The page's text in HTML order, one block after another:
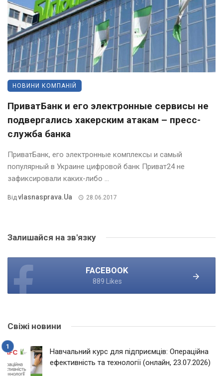
НОВИНИ КОМПАНІЙ
ПриватБанк и его электронные сервисы не
подвергались хакерским атакам – пресс-
служба банка
ПриватБанк, его электронные комплексы и самый
популярный в Украине цифровой банк Приват24 не
зафиксировали каких-либо ...
ВідVlasnasprava.ua 28.06.2017
Залишайся на зв'язку
FACEBOOK
889 Likes
Свіжі новини
Навчальний курс для підприємців: Операційна
ефективність та технології (онлайн, 23.07.2026)